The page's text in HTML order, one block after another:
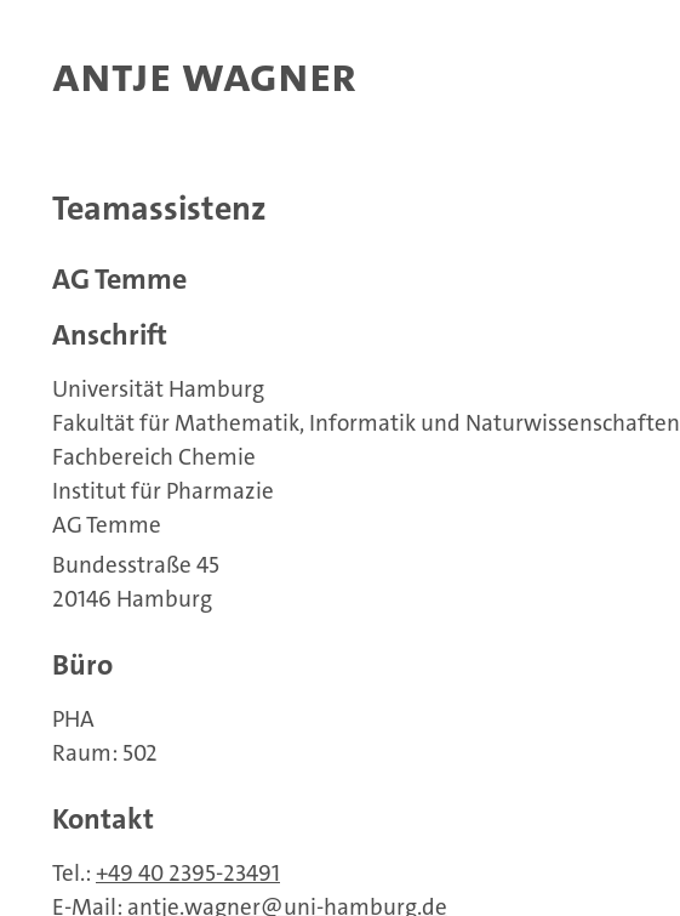
Antje Wagner
Teamassistenz
AG Temme
Anschrift
Universität Hamburg
Fakultät für Mathematik, Informatik und Naturwissenschaften
Fachbereich Chemie
Institut für Pharmazie
AG Temme
Bundesstraße 45
20146 Hamburg
Büro
PHA
Raum: 502
Kontakt
Tel.: +49 40 2395-23491
E-Mail: antje.wagner uni-hamburg.de